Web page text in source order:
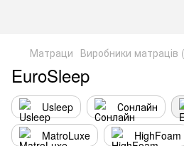
Матраци Виробники матраців
EuroSleep
Usleep Сонлайн
MatroLuxe
HighFoam